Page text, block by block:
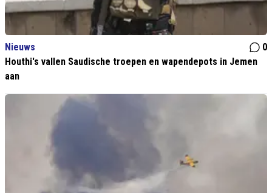
Nieuws
0
Houthi's vallen Saudische troepen en wapendepots in Jemen
aan